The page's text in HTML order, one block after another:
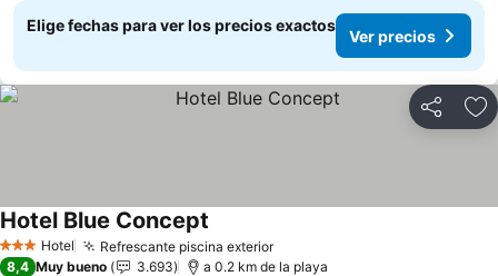
Elige fechas para ver los precios exactos
Ver precios
Compartir
3 Estrellas
Hotel Refrescante piscina exteriorVer precios
Hotel Blue Concept
8,4 Muy bueno 3.693 a 0.2 km de la playa